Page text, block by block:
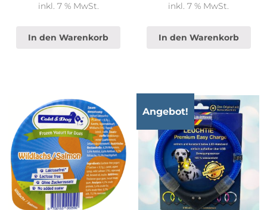
inkl. 7 % MwSt.
In den Warenkorb
inkl. 7 % MwSt.
In den Warenkorb
Angebot!